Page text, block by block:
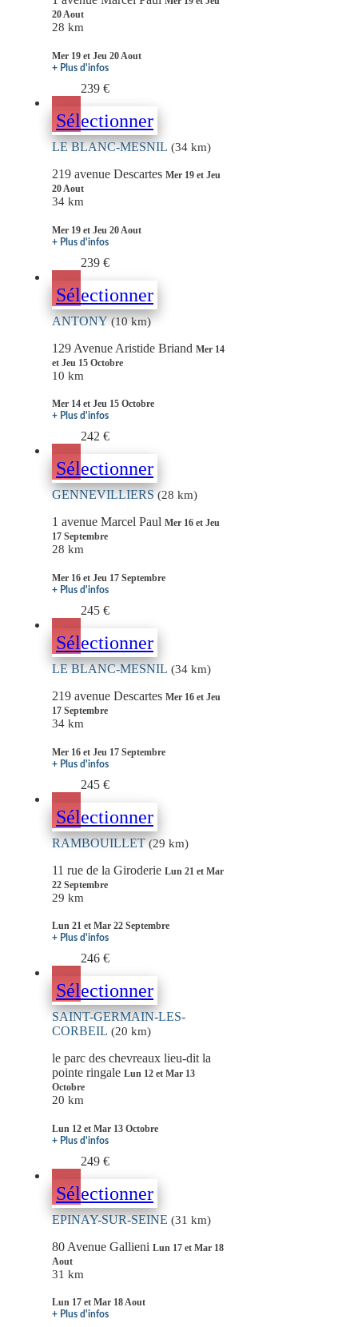
20 Aout
28 km
Mer 19 et Jeu 20 Aout
+ Plus d'infos
239 €
Sélectionner
LE BLANC-MESNIL (34 km)
219 avenue Descartes Mer 19 et Jeu
20 Aout
34 km
Mer 19 et Jeu 20 Aout
+ Plus d'infos
239 €
Sélectionner
ANTONY(10 km)
129 Avenue Aristide Briand Mer 14
et Jeu 15 Octobre
10 km
Mer 14 et Jeu 15 Octobre
+ Plus d'infos
242 €
Sélectionner
GENNEVILLIERS (28 km)
1 avenue Marcel Paul Mer 16 et Jeu
17 Septembre
28 km
Mer 16 et Jeu 17 Septembre
+ Plus d'infos
245 €
Sélectionner
LE BLANC-MESNIL (34 km)
219 avenue Descartes Mer 16 et Jeu
17 Septembre
34 km
Mer 16 et Jeu 17 Septembre
+ Plus d'infos
245 €
Sélectionner
RAMBOUILLET(29 km)
11 rue de la Giroderie Lun 21 et Mar
22 Septembre
29 km
Lun 21 et Mar 22 Septembre
+ Plus d'infos
246 €
Sélectionner
SAINT-GERMAIN-LES-
CORBEIL (20 km)
le parc des chevreaux lieu-dit la
pointe ringale Lun 12 et Mar 13
Octobre
20 km
Lun 12 et Mar 13 Octobre
+ Plus d'infos
249 €
Sélectionner
EPINAY-SUR-SEINE (31 km)
80 Avenue Gallieni Lun 17 et Mar 18
Aout
31 km
Lun 17 et Mar 18 Aout
+ Plus d'infos